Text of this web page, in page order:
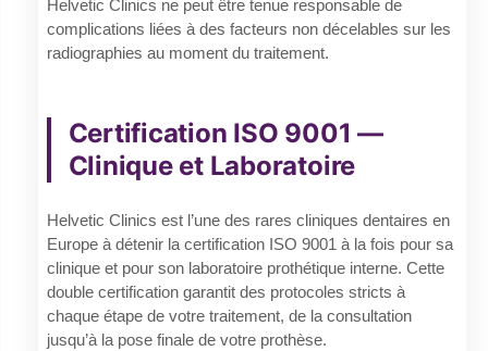
Helvetic Clinics ne peut être tenue responsable de
complications liées à des facteurs non décelables sur les
radiographies au moment du traitement.
Certification ISO 9001 —
Clinique et Laboratoire
Helvetic Clinics est l’une des rares cliniques dentaires en
Europe à détenir la certification ISO 9001 à la fois pour sa
clinique et pour son laboratoire prothétique interne. Cette
double certification garantit des protocoles stricts à
chaque étape de votre traitement, de la consultation
jusqu’à la pose finale de votre prothèse.